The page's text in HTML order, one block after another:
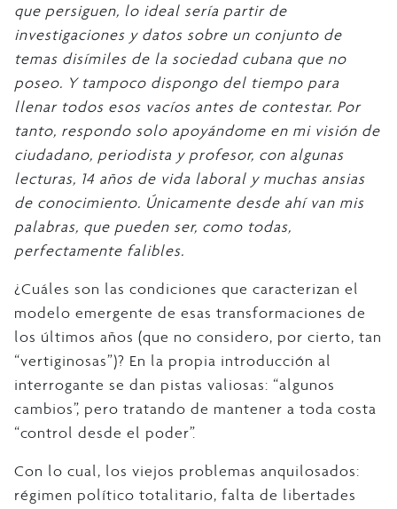
que persiguen, lo ideal sería partir de
investigaciones y datos sobre un conjunto de
temas disímiles de la sociedad cubana que no
poseo. Y tampoco dispongo del tiempo para
llenar todos esos vacíos antes de contestar. Por
tanto, respondo solo apoyándome en mi visión de
ciudadano, periodista y profesor, con algunas
lecturas, 14 años de vida laboral y muchas ansias
de conocimiento. Únicamente desde ahí van mis
palabras, que pueden ser, como todas,
perfectamente falibles.
¿Cuáles son las condiciones que caracterizan el
modelo emergente de esas transformaciones de
los últimos años (que no considero, por cierto, tan
“vertiginosas”)? En la propia introducción al
interrogante se dan pistas valiosas: “algunos
cambios”, pero tratando de mantener a toda costa
“control desde el poder”.
Con lo cual, los viejos problemas anquilosados:
régimen político totalitario, falta de libertades